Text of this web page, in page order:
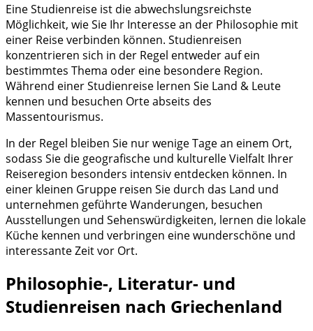
Eine Studienreise ist die abwechslungsreichste
Möglichkeit, wie Sie Ihr Interesse an der Philosophie mit
einer Reise verbinden können. Studienreisen
konzentrieren sich in der Regel entweder auf ein
bestimmtes Thema oder eine besondere Region.
Während einer Studienreise lernen Sie Land & Leute
kennen und besuchen Orte abseits des
Massentourismus.
In der Regel bleiben Sie nur wenige Tage an einem Ort,
sodass Sie die geografische und kulturelle Vielfalt Ihrer
Reiseregion besonders intensiv entdecken können. In
einer kleinen Gruppe reisen Sie durch das Land und
unternehmen geführte Wanderungen, besuchen
Ausstellungen und Sehenswürdigkeiten, lernen die lokale
Küche kennen und verbringen eine wunderschöne und
interessante Zeit vor Ort.
Philosophie-, Literatur- und
Studienreisen nach Griechenland